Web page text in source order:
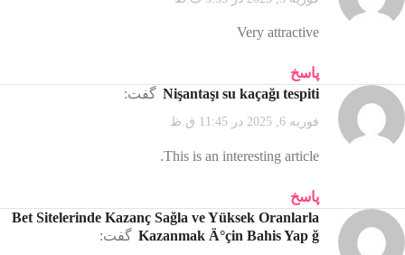
Very attractive
پاسخ
Nişantaşı su kaçağı tespiti
گفت:
فوریه 6, 2025 در 11:45 ق.ظ
This is an interesting article.
پاسخ
Bet Sitelerinde Kazanç Sağla ve Yüksek Oranlarla
Kazanmak Ä°çin Bahis Yap ğ گفت: